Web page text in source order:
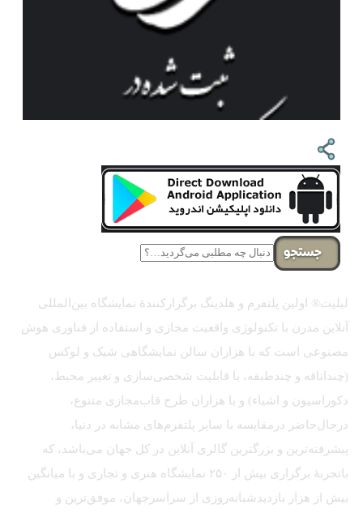
جستجو
لیلیت® اولین پلتفرم و هلدینگ برگزارکنندهٔ نمایشگاه بین‌المللی
آنلاین مدرن با تکنولوژی واقعیت مجازی و استفاده از فناوری هوش
مصنوعی است که با هزاران سالن نمایشگاهی شیک و لوکس
(چنداتاقه و چندطبقه، با قابلیت شخصی‌سازی و تغییر محیط،
دکوراسیون و اشیاء) و با هزاران طرح قاب‌مجازی متنوع،
درحال‌حاضر درمقایسه با سایر پلتفرم‌های مشابه در دنیا،
پیشرفته‌ترین و بزرگترین گالری آنلاین در کل جهان می‌باشد، که
باتجربهٔ برگزاری بیش از ۲۵۰ نمایشگاه هنری و تجاری و با میانگین
بیش از هزار بازدیدشبانه‌روزی از سراسرجهان، موفق‌ترین و